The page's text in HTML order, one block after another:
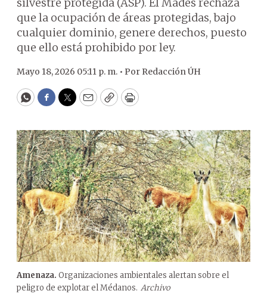
que la ocupación de áreas protegidas, bajo
cualquier dominio, genere derechos, puesto
que ello está prohibido por ley.
Mayo 18, 2026 05:11 p. m. • Por Redacción ÚH
WhatsApp
Facebook
Twitter
EmailCopyPrint
Amenaza. Organizaciones ambientales alertan sobre el
peligro de explotar el Médanos. Archivo